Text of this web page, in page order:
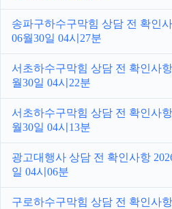
송파구하수구막힘 상담 전 확인
06월30일 04시27분
서초하수구막힘 상담 전 확인사
월30일 04시22분
서초하수구막힘 상담 전 확인사
월30일 04시13분
광고대행사 상담 전 확인사항
일 04시06분
구로하수구막힘 상담 전 확인사